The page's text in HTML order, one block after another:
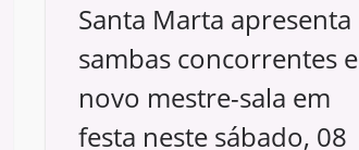
Santa Marta apresenta
sambas concorrentes e
novo mestre-sala em
festa neste sábado, 08